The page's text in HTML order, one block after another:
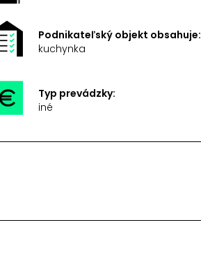
Podnikateľský objekt obsahuje:
kuchynka
Typ prevádzky:
iné